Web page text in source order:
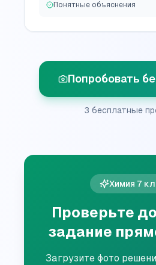
Понятные объяснения
Попробовать
3 бесплатные
Химия 7
Проверьте
задание
Загрузите фото